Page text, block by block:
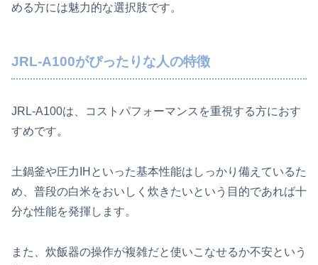
める方には魅力的な選択肢です。
JRL-A100がぴったりな人の特徴
JRL-A100は、コストパフォーマンスを重視する方におす
すめです。
土鍋釜や圧力IHといった基本性能はしっかり備えているた
め、普段の白米をおいしく炊きたいという目的であれば十
分な性能を発揮します。
また、炊飯器の操作が複雑だと使いこなせるか不安という